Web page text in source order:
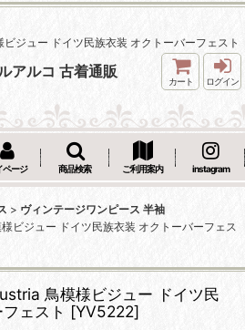
ジュー ドイツ民族衣装 オクトーバーフェスト
アルコ 古着通販
カート ログイン
ページ 商品検索 ご利用案内 instagram
> ヴィンテージワンピース 半袖
ビジュー ドイツ民族衣装 オクトーバーフェス
鳥模様ビジュー ドイツ民
ェスト [YV5222]